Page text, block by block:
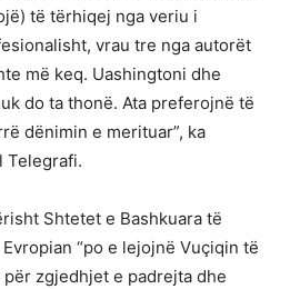
të tërhiqej nga veriu i
vrau tre nga autorët
më keq. Uashingtoni dhe
do ta thonë. Ata preferojnë të
dënimin e merituar”, ka
Telegrafi.
Shtetet e Bashkuara të
“po e lejojnë Vuçiqin të
zgjedhjet e padrejta dhe